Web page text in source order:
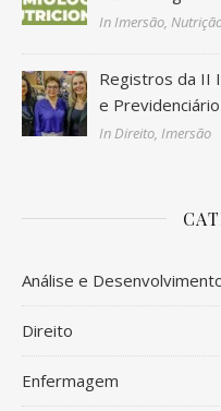
In Imersão,
Registros da II
e Previdenciário
In Direito, Imersão
Análise e
Direito
Enfermagem